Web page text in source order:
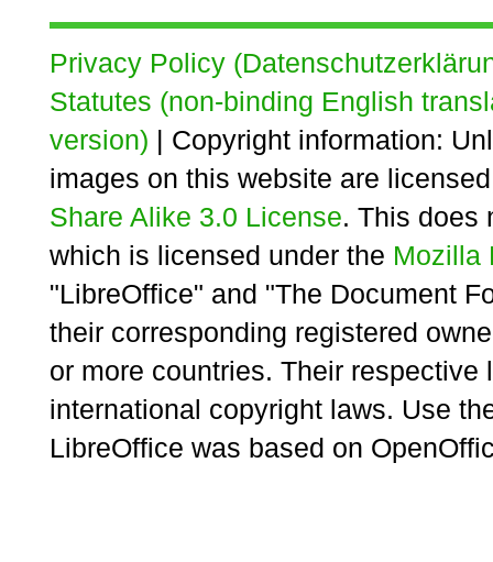
Privacy Policy
Statutes (non-binding English
version) | Copyright information:
images on this website are
Share Alike 3.0 License. This does
which is licensed under the Mozilla
"LibreOffice" and "The Document
their corresponding registered
or more countries. Their
international copyright laws. Use
LibreOffice was based on